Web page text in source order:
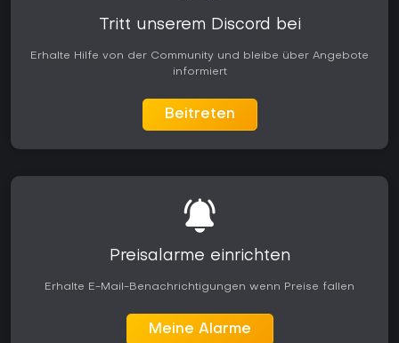
Tritt unserem Discord bei
Erhalte Hilfe von der Community und bleibe über Angebote
informiert
Beitreten
Preisalarme einrichten
Erhalte E-Mail-Benachrichtigungen wenn Preise fallen
Meine Alarme